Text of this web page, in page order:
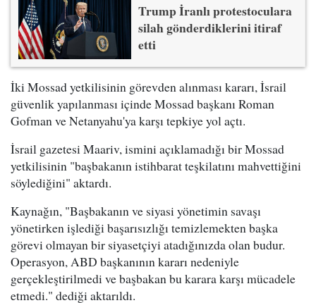
Trump İranlı protestoculara
silah gönderdiklerini itiraf
etti
İki Mossad yetkilisinin görevden alınması kararı, İsrail
güvenlik yapılanması içinde Mossad başkanı Roman
Gofman ve Netanyahu'ya karşı tepkiye yol açtı.
İsrail gazetesi Maariv, ismini açıklamadığı bir Mossad
yetkilisinin "başbakanın istihbarat teşkilatını mahvettiğini
söylediğini" aktardı.
Kaynağın, "Başbakanın ve siyasi yönetimin savaşı
yönetirken işlediği başarısızlığı temizlemekten başka
görevi olmayan bir siyasetçiyi atadığınızda olan budur.
Operasyon, ABD başkanının kararı nedeniyle
gerçekleştirilmedi ve başbakan bu karara karşı mücadele
etmedi." dediği aktarıldı.